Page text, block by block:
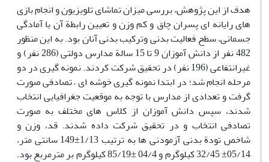
هدف از این پژوهش، بررسی میزان تماشای تلویزیون و انجام بازی
های رایانه ای پسران چاق و کم وزن و تعیین رابطة آن با آمادگی
جسمانی، سطح فعالیت بدنی وترکیب بدنی آنان بود. به این منظور
482 نفر از دانش آموزان 9 تا 15 سالة مدارس دولتی (286 نفر) و
غیرانتفاعی (196 نفر) در تحقیق شرکت کردند. نمونه گیری در دو
مرحله انجام شد؛ در ابتدا نمونه گیری خوشه ای – تصادفی صورت
گرفت و تعدادی از مدارس با توجه به موقعیت جغرافیایی انتخاب
شدند، سپس دانش آموزان از کلاس های مختلف به صورت
تصادفی انتخاب و در تحقیق شرکت داده شدند. قد، وزن و
شاخص تودة بدنی آزمودنی ها به ترتیب 1/13±149 سانتی متر،
05/14± 32/45 کیلوگرم و 04/4 ±85/19 کیلوگرم بر مترمربع بود.